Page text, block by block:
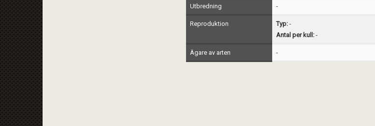
Utbredning -
Reproduktion Typ:-
Antal per kull:-
Ägare av arten -